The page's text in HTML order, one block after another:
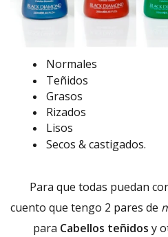
Normales
Teñidos
Grasos
Rizados
Lisos
Secos & castigados.
Para que todas puedan
cuento que tengo 2 pares de
para Cabellos teñidos y